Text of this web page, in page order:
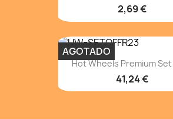
2,69 €
Hot Wheels Premium Set
41,24 €
AGOTADO